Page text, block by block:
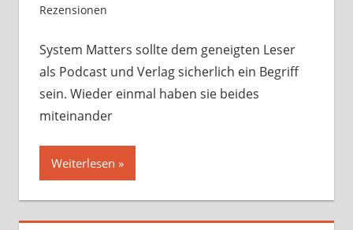
Rezensionen
System Matters sollte dem geneigten Leser
als Podcast und Verlag sicherlich ein Begriff
sein. Wieder einmal haben sie beides
miteinander
Weiterlesen